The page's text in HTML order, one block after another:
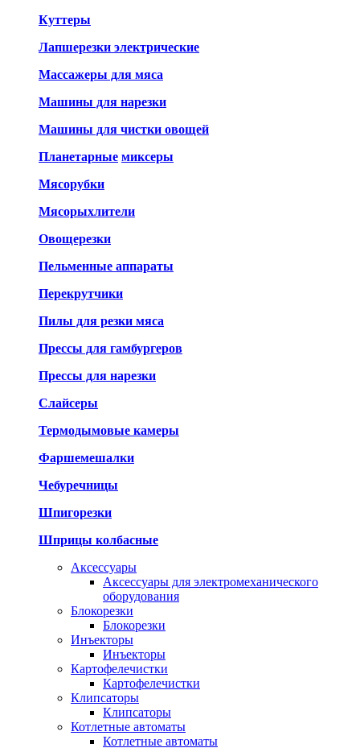
Куттеры
Лапшерезки электрические
Массажеры для мяса
Машины для нарезки
Машины для чистки овощей
Планетарные миксеры
Мясорубки
Мясорыхлители
Овощерезки
Пельменные аппараты
Перекрутчики
Пилы для резки мяса
Прессы для гамбургеров
Прессы для нарезки
Слайсеры
Термодымовые камеры
Фаршемешалки
Чебуречницы
Шпигорезки
Шприцы колбасные
Аксессуары
Аксессуары для электромеханического
оборудования
Блокорезки
Блокорезки
Инъекторы
Инъекторы
Картофелечистки
Картофелечистки
Клипсаторы
Клипсаторы
Котлетные автоматы
Котлетные автоматы